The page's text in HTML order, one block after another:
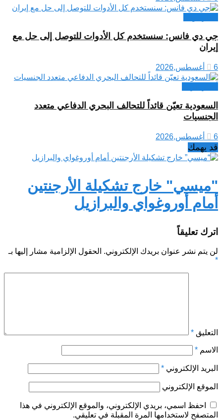
جي دي فانس: سنستخدم كل الأدوات للتوصل إلى حل مع
إيران
6 أغسطس,2026
السعودية تعيّن قائداً للتحالف البحري الدفاعي متعدد
الجنسيات
6 أغسطس,2026
قد يهمك
"ميسي" خارج تشكيلة الأرجنتين
أمام أوروغواي والبرازيل
اترك تعليقاً
لن يتم نشر عنوان بريدك الإلكتروني. الحقول الإلزامية مشار إليها بـ
*
التعليق *
الاسم *
البريد الإلكتروني *
الموقع الإلكتروني
احفظ اسمي، بريدي الإلكتروني، والموقع الإلكتروني في هذا
المتصفح لاستخدامها المرة المقبلة في تعليقي.